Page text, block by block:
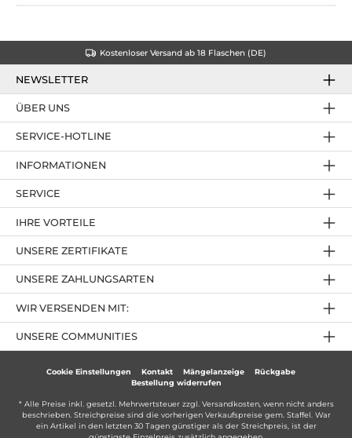
Kostenloser Versand ab 18 Flaschen (DE)
NEWSLETTER
SERVICE-HOTLINE
IHRE VORTEILE
UNSERE ZAHLUNGSARTEN
ÜBER UNS
UNSERE ZERTIFIKATE
INFORMATIONEN
SERVICE
UNSERE COMMUNITIES
WIR VERSENDEN MIT:
Cookie Einstellungen Kontakt Mängelanzeige
Rückgabe
Bestellung widerrufen
* Alle Preise inkl. gesetzl. Mehrwertsteuer zzgl. Versandkosten, wenn nicht anders
beschrieben. Streichpreise sind die vorherigen Verkaufspreise gem. Staffel. War
ein Artikel in den letzten 30 Tagen günstiger als der Streichpreis, ist der